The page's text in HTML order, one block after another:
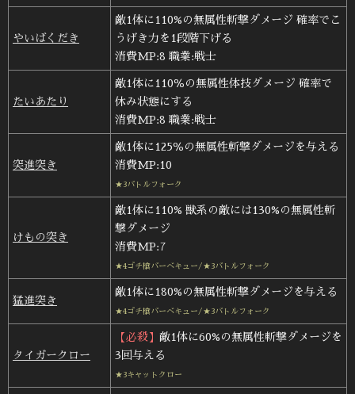
やいばくだき
敵1体に110%の無属性斬撃ダメージ 確率でこ
うげき力を1段階下げる
消費MP:8 職業:戦士
たいあたり
敵1体に110％の無属性体技ダメージ 確率で
休み状態にする
消費MP:8 職業:戦士
突進突き
敵1体に125％の無属性斬撃ダメージを与える
消費MP:10
★3バトルフォーク
けもの突き
敵1体に110% 獣系の敵には130%の無属性斬
撃ダメージ
消費MP:7
★4ゴチ槍バーベキュー/★3バトルフォーク
猛進突き
敵1体に180%の無属性斬撃ダメージを与える
★4ゴチ槍バーベキュー/★3バトルフォーク
タイガークロー
【必殺】 敵1体に60%の無属性斬撃ダメージを
3回与える
★3キャットクロー